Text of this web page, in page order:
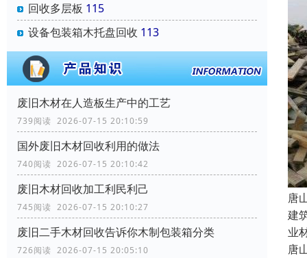
回收多层板 115
设备包装箱木托盘回收 113
废旧木材在人造板生产中的工艺
739阅读 2026-07-15 20:10:59
国外废旧木材回收利用的做法
740阅读 2026-07-15 20:10:42
废旧木材回收加工利民利己
745阅读 2026-07-15 20:10:27
废旧二手木材回收告诉你木制包装箱分类
726阅读 2026-07-15 20:05:10
唐
建
业
唐